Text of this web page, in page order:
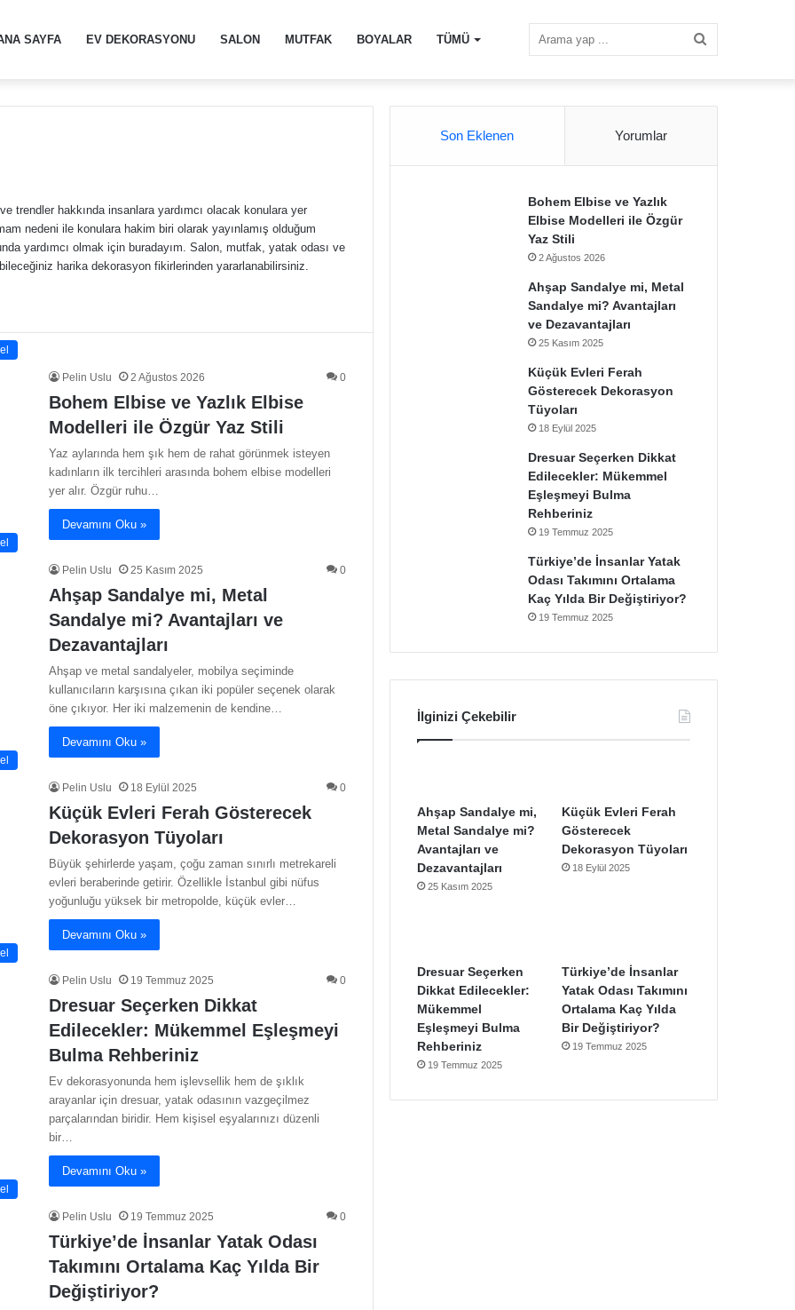
SAYFA EV DEKORASYONU SALON MUTFAK BOYALAR TÜMÜ
trendler hakkında insanlara yardımcı olacak konulara yer
nedeni ile konulara hakim biri olarak yayınlamış olduğum
yardımcı olmak için buradayım. Salon, mutfak, yatak odası ve
harika dekorasyon fikirlerinden yararlanabilirsiniz.
Pelin Uslu 2 Ağustos 2026 0
Bohem Elbise ve Yazlık Elbise
Modelleri ile Özgür Yaz Stili
Yaz aylarında hem şık hem de rahat görünmek isteyen
kadınların ilk tercihleri arasında bohem elbise modelleri
yer alır. Özgür ruhu…
Devamını Oku »
Pelin Uslu 25 Kasım 2025 0
Ahşap Sandalye mi, Metal
Sandalye mi? Avantajları ve
Dezavantajları
Ahşap ve metal sandalyeler, mobilya seçiminde
kullanıcıların karşısına çıkan iki popüler seçenek olarak
öne çıkıyor. Her iki malzemenin de kendine…
Devamını Oku »
Pelin Uslu 18 Eylül 2025 0
Küçük Evleri Ferah Gösterecek
Dekorasyon Tüyoları
Büyük şehirlerde yaşam, çoğu zaman sınırlı metrekareli
evleri beraberinde getirir. Özellikle İstanbul gibi nüfus
yoğunluğu yüksek bir metropolde, küçük evler…
Devamını Oku »
Pelin Uslu 19 Temmuz 2025 0
Dresuar Seçerken Dikkat
Edilecekler: Mükemmel Eşleşmeyi
Bulma Rehberiniz
Ev dekorasyonunda hem işlevsellik hem de şıklık
arayanlar için dresuar, yatak odasının vazgeçilmez
parçalarından biridir. Hem kişisel eşyalarınızı düzenli
bir…
Devamını Oku »
Pelin Uslu 19 Temmuz 2025 0
Türkiye’de İnsanlar Yatak Odası
Takımını Ortalama Kaç Yılda Bir
Değiştiriyor?
Son Eklenen Yorumlar
Bohem Elbise ve Yazlık
Elbise Modelleri ile Özgür
Yaz Stili
2 Ağustos 2026
Ahşap Sandalye mi, Metal
Sandalye mi? Avantajları
ve Dezavantajları
25 Kasım 2025
Küçük Evleri Ferah
Gösterecek Dekorasyon
Tüyoları
18 Eylül 2025
Dresuar Seçerken Dikkat
Edilecekler: Mükemmel
Eşleşmeyi Bulma
Rehberiniz
19 Temmuz 2025
Türkiye’de İnsanlar Yatak
Odası Takımını Ortalama
Kaç Yılda Bir Değiştiriyor?
19 Temmuz 2025
İlginizi Çekebilir
Ahşap Sandalye mi,
Metal Sandalye mi?
Avantajları ve
Dezavantajları
25 Kasım 2025
Küçük Evleri Ferah
Gösterecek
Dekorasyon Tüyoları
18 Eylül 2025
Dresuar Seçerken
Dikkat Edilecekler:
Mükemmel
Eşleşmeyi Bulma
Rehberiniz
19 Temmuz 2025
Türkiye’de İnsanlar
Yatak Odası Takımını
Ortalama Kaç Yılda
Bir Değiştiriyor?
19 Temmuz 2025